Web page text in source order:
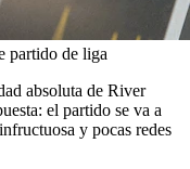
partido de liga
absoluta de River
el partido se va a
y pocas redes